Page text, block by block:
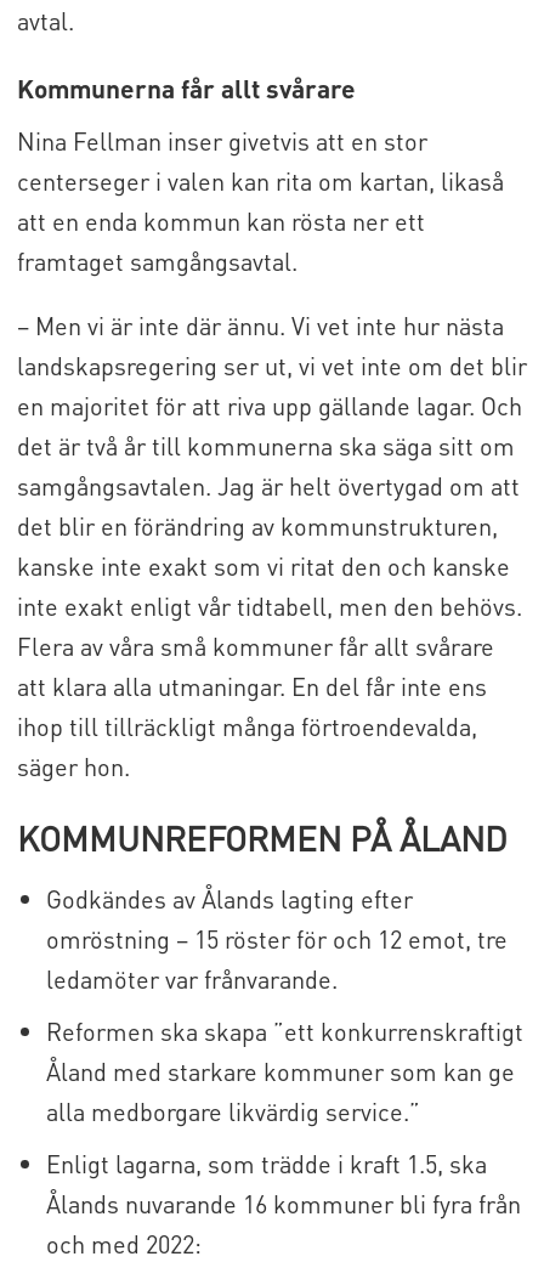
avtal.
Kommunerna får allt svårare
Nina Fellman inser givetvis att en stor
centerseger i valen kan rita om kartan, likaså
att en enda kommun kan rösta ner ett
framtaget samgångsavtal.
– Men vi är inte där ännu. Vi vet inte hur nästa
landskapsregering ser ut, vi vet inte om det blir
en majoritet för att riva upp gällande lagar. Och
det är två år till kommunerna ska säga sitt om
samgångsavtalen. Jag är helt övertygad om att
det blir en förändring av kommunstrukturen,
kanske inte exakt som vi ritat den och kanske
inte exakt enligt vår tidtabell, men den behövs.
Flera av våra små kommuner får allt svårare
att klara alla utmaningar. En del får inte ens
ihop till tillräckligt många förtroendevalda,
säger hon.
KOMMUNREFORMEN PÅ ÅLAND
Godkändes av Ålands lagting efter
omröstning – 15 röster för och 12 emot, tre
ledamöter var frånvarande.
Reformen ska skapa ”ett konkurrenskraftigt
Åland med starkare kommuner som kan ge
alla medborgare likvärdig service.”
Enligt lagarna, som trädde i kraft 1.5, ska
Ålands nuvarande 16 kommuner bli fyra från
och med 2022: